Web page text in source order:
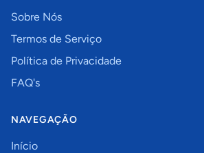
Sobre Nós
Termos de Serviço
Política de Privacidade
FAQ's
NAVEGAÇÃO
Início